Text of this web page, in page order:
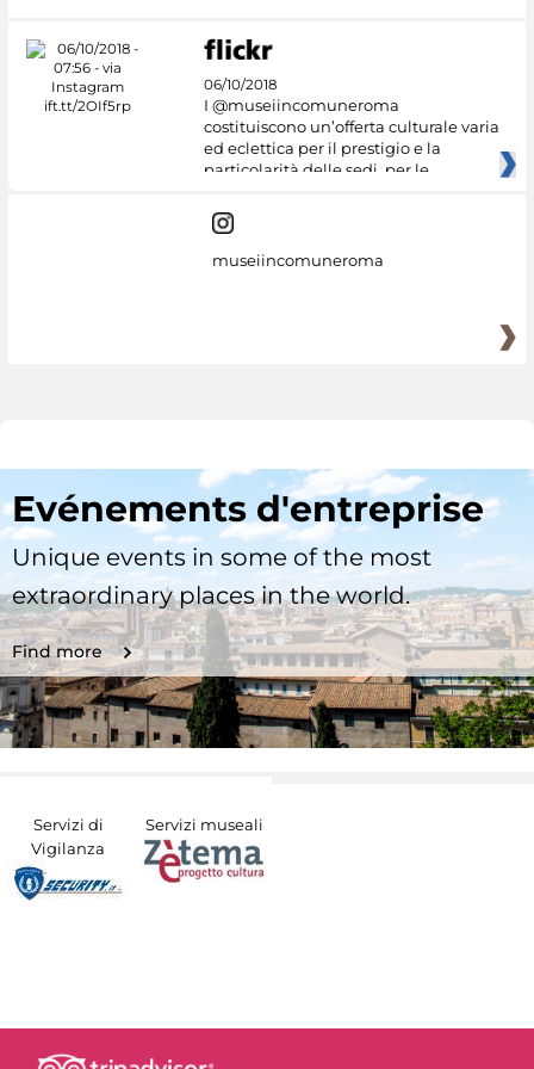
06/10/2018
I @museiincomuneroma
costituiscono un’offerta culturale varia
ed eclettica per il prestigio e la
particolarità delle sedi, per le
museiincomuneroma
Evénements d'entreprise
Unique events in some of the most
extraordinary places in the world.
Find more
Servizi di
Vigilanza
Servizi museali